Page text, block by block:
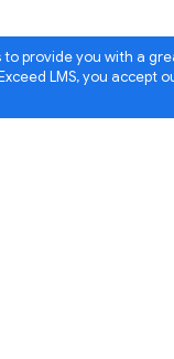
to provide you with a
LMS, you accept